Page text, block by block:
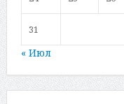
31
« Июл